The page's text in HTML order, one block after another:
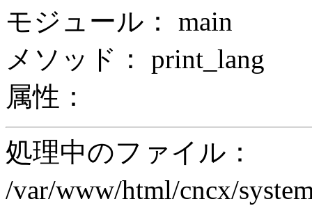
モジュール： main
メソッド： print_lang
属性：
処理中のファイル：
/var/www/html/cncx/